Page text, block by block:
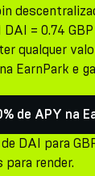
DAI = 0.74
qualquer
EarnPark e
de APY na
DAI para
render.